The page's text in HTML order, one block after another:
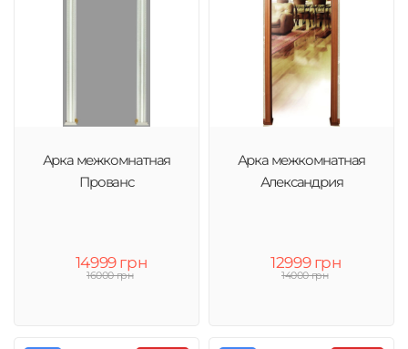
Арка межкомнатная
Прованс
14999 грн
16000 грн
Арка межкомнатная
Александрия
12999 грн
14000 грн